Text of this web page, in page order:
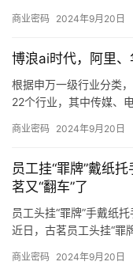
营业绩造成不利影响。
生态优劣的直接制约，
从推出「仅退款」的游
统的设计者、平衡商家
商业密码 2024年9月20日
博浪ai时代，阿里、
根据申万一级行业分类
22个行业，其中传媒、
根据申万一级行业分类
了220、193、92、65
商业密码 2024年9月20日
员工挂“罪牌”戴纸
茗又“翻车”了
员工头挂“罪牌”手戴纸
近日，古茗员工头挂“罪
至于上海，王云安认为
商业密码 2024年9月20日